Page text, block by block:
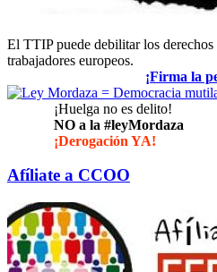
El TTIP puede debilitar los derechos
trabajadores europeos.
¡Firma la
¡Huelga no es delito!
NO a la #leyMordaza
¡Derogación YA!
Afíliate a CCOO